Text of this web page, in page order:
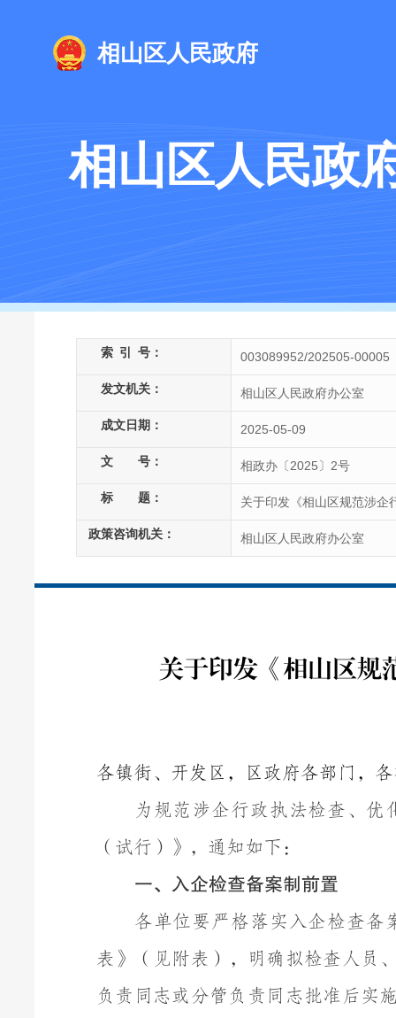
相山区人民政府
相山区人民政
索 引 号： 003089952/202505-00005
发文机关： 相山区人民政府办公室
成文日期： 2025-05-09
文 号： 相政办〔2025〕2号
标 题： 关于印发《相山区规范涉企
政策咨询机关： 相山区人民政府办公室
关于印发《相山区规
各镇街、开发区，区政府各部门，
为规范涉企行政执法检查、
（试行）》，通知如下：
一、 入企检查备案制前置
各单位要严格落实入企检查备
表》
（ 见附表 ） ，明确拟检查人员
负责同志或分管负责同志批准后实